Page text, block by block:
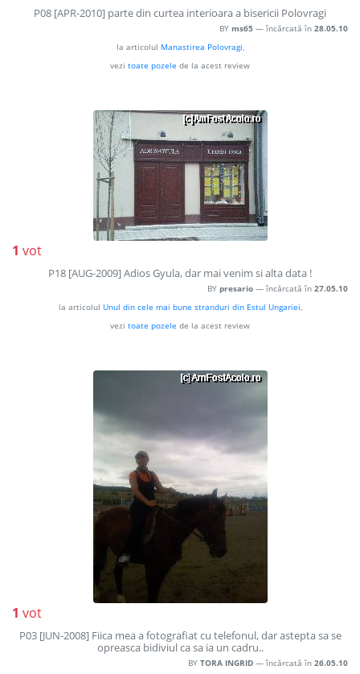
P08 [APR-2010] parte din curtea interioara a bisericii Polovragi
BY ms65 — încărcată în 28.05.10
la articolul Manastirea Polovragi,
vezi toate pozele de la acest review
1 vot
P18 [AUG-2009] Adios Gyula, dar mai venim si alta data !
BY presario — încărcată în 27.05.10
la articolul Unul din cele mai bune stranduri din Estul Ungariei,
vezi toate pozele de la acest review
1 vot
P03 [JUN-2008] Fiica mea a fotografiat cu telefonul, dar astepta sa se
opreasca bidiviul ca sa ia un cadru..
BY TORA INGRID — încărcată în 26.05.10